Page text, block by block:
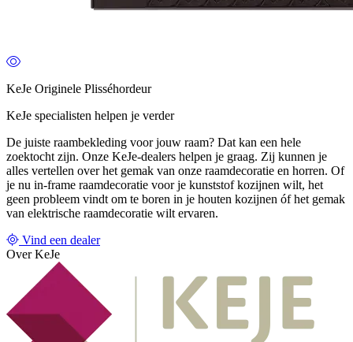
KeJe Originele Plisséhordeur
KeJe specialisten helpen je verder
De juiste raambekleding voor jouw raam? Dat kan een hele
zoektocht zijn. Onze KeJe-dealers helpen je graag. Zij kunnen je
alles vertellen over het gemak van onze raamdecoratie en horren. Of
je nu in-frame raamdecoratie voor je kunststof kozijnen wilt, het
geen probleem vindt om te boren in je houten kozijnen óf het gemak
van elektrische raamdecoratie wilt ervaren.
Vind een dealer
Over KeJe